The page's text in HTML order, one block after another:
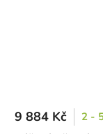
9 884 Kč 2 -